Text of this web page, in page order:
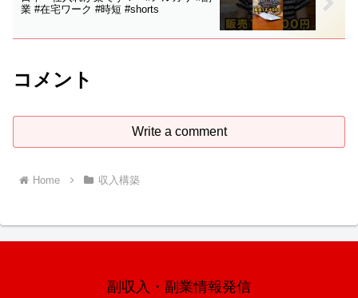
業 #在宅ワーク #時短 #shorts
コメント
Write a comment
Home 収入構築
副収入・副業情報発信